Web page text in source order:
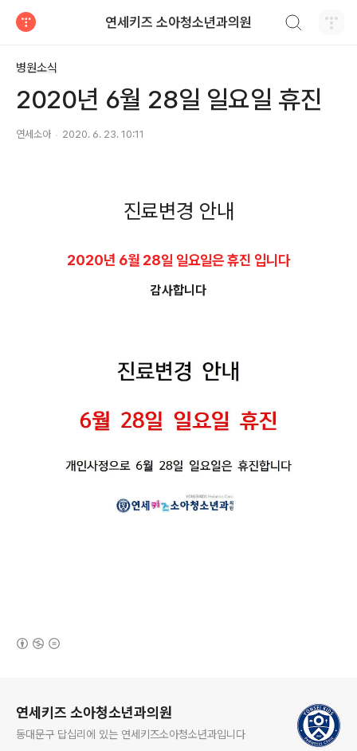
연세키즈 소아청소년과의원
병원소식
2020년 6월 28일 일요일 휴진
연세소아 2020. 6. 23. 10:11
진료변경 안내
2020년 6월 28일 일요일은 휴진 입니다
감사합니다
연세키즈 소아청소년과의원
동대문구 답십리에 있는 연세키즈소아청소년과입니다